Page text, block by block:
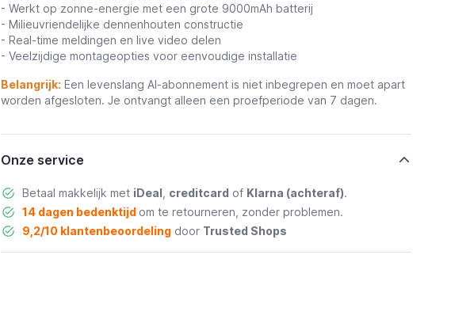
- Werkt op zonne-energie met een grote 9000mAh batterij
- Milieuvriendelijke dennenhouten constructie
- Real-time meldingen en live video delen
- Veelzijdige montageopties voor eenvoudige installatie
Belangrijk: Een levenslang AI-abonnement is niet inbegrepen en moet apart
worden afgesloten. Je ontvangt alleen een proefperiode van 7 dagen.
Onze service
Betaal makkelijk met iDeal creditcard of Klarna (achteraf).
14 dagen bedenktijd om te retourneren, zonder problemen.
9,2/10 klantenbeoordelingdoor Trusted Shops